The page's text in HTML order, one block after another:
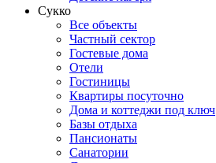
Сукко
Все объекты
Частный сектор
Гостевые дома
Отели
Гостиницы
Квартиры посуточно
Дома и коттеджи под ключ
Базы отдыха
Пансионаты
Санатории